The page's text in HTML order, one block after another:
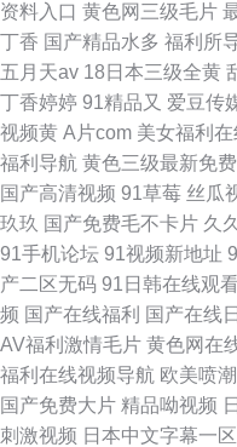
资料入口 黄色网三级毛片
丁香 国产精品水多 福利所
五月天av 18日本三级全黄
丁香婷婷 91精品又 爱豆传
视频黄 A片com 美女福利
福利导航 黄色三级最新免费
国产高清视频 91草莓 丝瓜
玖玖 国产免费毛不卡片 久
91手机论坛 91视频新地址
产二区无码 91日韩在线观
频 国产在线福利 国产在线
AV福利激情毛片 黄色网在
福利在线视频导航 欧美喷
国产免费大片 精品呦视频
刺激视频 日本中文字幕一区